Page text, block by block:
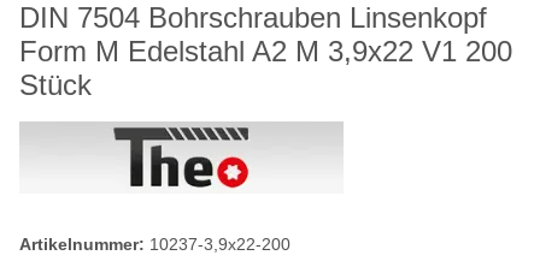
DIN 7504 Bohrschrauben Linsenkopf
Form M Edelstahl A2 M 3,9x22 V1 200
Stück
Artikelnummer: 10237-3,9x22-200